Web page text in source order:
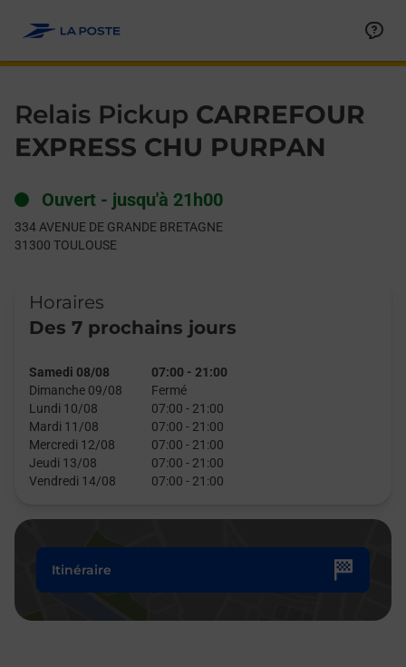
Relais Pickup CARREFOUR
EXPRESS CHU PURPAN
Ouvert - jusqu'à 21h00
334 AVENUE DE GRANDE BRETAGNE
31300 TOULOUSE
Horaires
Des 7 prochains jours
Samedi 08/08 07:00 - 21:00
Dimanche 09/08
Fermé
Lundi 10/08
07:00 - 21:00
Mardi 11/08
07:00 - 21:00
Mercredi 12/08
07:00 - 21:00
Jeudi 13/08
07:00 - 21:00
Vendredi 14/08
07:00 - 21:00
Itinéraire